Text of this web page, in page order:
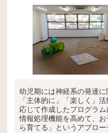
幼児期には神経系の発達に
「主体的に」「楽しく」
応じて作成したプログラ
情報処理機能を高めて、
ら育てる」というアプロー